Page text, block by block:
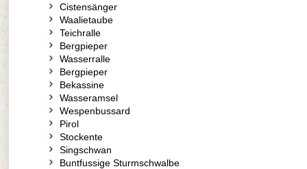
Cistensänger
Waalietaube
Teichralle
Bergpieper
Wasserralle
Bergpieper
Bekassine
Wasseramsel
Wespenbussard
Pirol
Stockente
Singschwan
Buntfussige Sturmschwalbe